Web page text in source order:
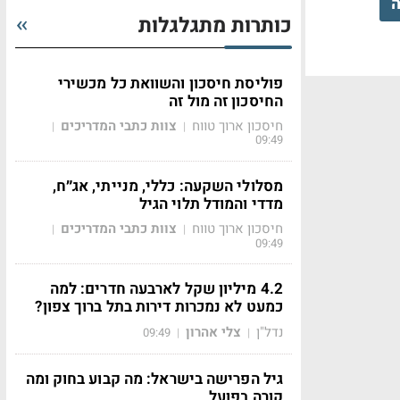
כותרות מתגלגלות
פוליסת חיסכון והשוואת כל מכשירי
החיסכון זה מול זה
חיסכון ארוך טווח | צוות כתבי המדריכים |
09:49
מסלולי השקעה: כללי, מנייתי, אג״ח,
מדדי והמודל תלוי הגיל
חיסכון ארוך טווח | צוות כתבי המדריכים |
09:49
4.2 מיליון שקל לארבעה חדרים: למה
כמעט לא נמכרות דירות בתל ברוך צפון?
נדל"ן | צלי אהרון |
09:49
גיל הפרישה בישראל: מה קבוע בחוק ומה